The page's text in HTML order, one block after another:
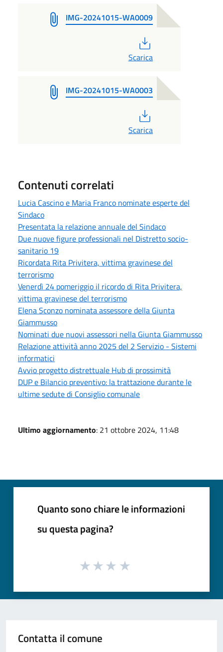
IMG-20241015-WA0009
Scarica
IMG-20241015-WA0003
Scarica
Contenuti correlati
Lucia Cascino e Maria Franco nominate esperte del
Sindaco
Presentata la relazione annuale del Sindaco
Due nuove figure professionali nel Distretto socio-
sanitario 19
Ricordata Rita Privitera, vittima gravinese del
terrorismo
Venerdì 24 pomeriggio il ricordo di Rita Privitera,
vittima gravinese del terrorismo
Elena Sconzo nominata assessore della Giunta
Giammusso
Nominati due nuovi assessori nella Giunta Giammusso
Relazione attività anno 2025 del 2 Servizio - Sistemi
informatici
Avvio progetto distrettuale Hub di prossimità
DUP e Bilancio preventivo: la trattazione durante le
ultime sedute di Consiglio comunale
Ultimo aggiornamento: 21 ottobre 2024, 11:48
Quanto sono chiare le informazioni
su questa pagina?
Contatta il comune